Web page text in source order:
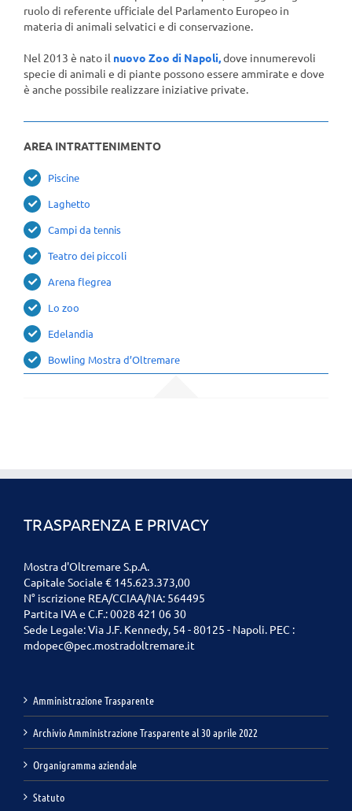
ruolo di referente ufficiale del Parlamento Europeo in
materia di animali selvatici e di conservazione.
Nel 2013 è nato il nuovo Zoo di Napoli,dove innumerevoli
specie di animali e di piante possono essere ammirate e dove
è anche possibile realizzare iniziative private.
AREA INTRATTENIMENTO
Piscine
Laghetto
Campi da tennis
Teatro dei piccoli
Arena flegrea
Lo zoo
Edelandia
Bowling Mostra d’Oltremare
TRASPARENZA E PRIVACY
Mostra d'Oltremare S.p.A.
Capitale Sociale € 145.623.373,00
N° iscrizione REA/CCIAA/NA: 564495
Partita IVA e C.F.: 0028 421 06 30
Sede Legale: Via J.F. Kennedy, 54 - 80125 - Napoli. PEC :
mdopec@pec.mostradoltremare.it
Amministrazione Trasparente
Archivio Amministrazione Trasparente al 30 aprile 2022
Organigramma aziendale
Statuto